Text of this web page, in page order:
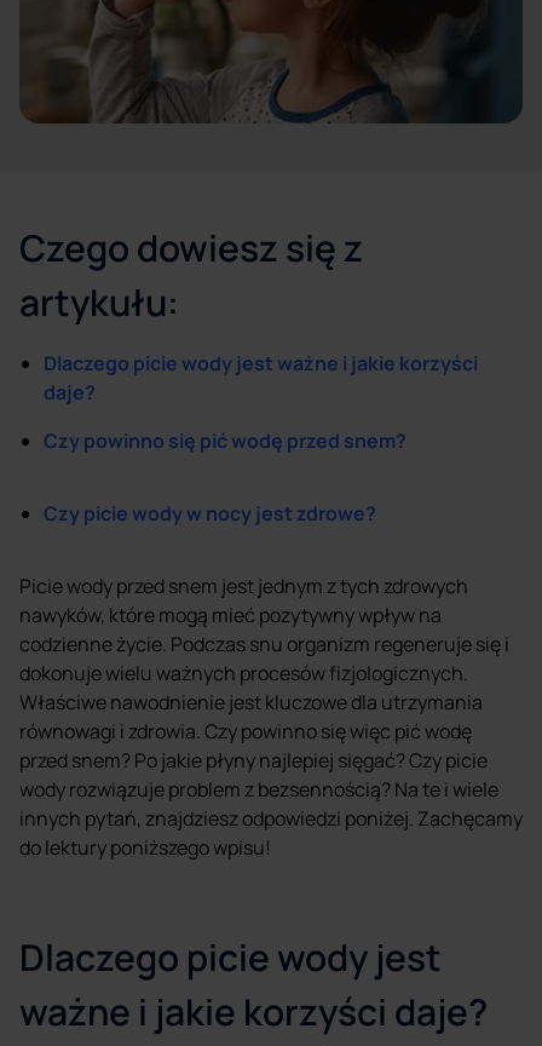
Czego dowiesz się z
artykułu:
Dlaczego picie wody jest ważne i jakie korzyści
daje?
Czy powinno się pić wodę przed snem?
Czy picie wody w nocy jest zdrowe?
Picie wody przed snem jest jednym z tych zdrowych
nawyków, które mogą mieć pozytywny wpływ na
codzienne życie. Podczas snu organizm regeneruje się i
dokonuje wielu ważnych procesów fizjologicznych.
Właściwe nawodnienie jest kluczowe dla utrzymania
równowagi i zdrowia. Czy powinno się więc pić wodę
przed snem? Po jakie płyny najlepiej sięgać? Czy picie
wody rozwiązuje problem z bezsennością? Na te i wiele
innych pytań, znajdziesz odpowiedzi poniżej. Zachęcamy
do lektury poniższego wpisu!
Dlaczego picie wody jest
ważne i jakie korzyści daje?